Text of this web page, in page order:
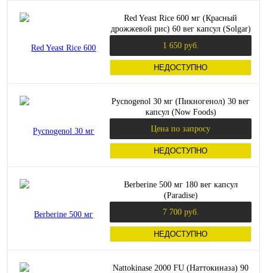
Red Yeast Rice 600 мг (Красный
дрожжевой рис) 60 вег капсул (Solgar)
1 650 руб.
НЕДОСТУПНО
Pycnogenol 30 мг (Пикногенол) 30 вег
капсул (Now Foods)
Цена по запросу
НЕДОСТУПНО
Berberine 500 мг 180 вег капсул
(Paradise)
7 700 руб.
НЕДОСТУПНО
Nattokinase 2000 FU (Наттокиназа) 90